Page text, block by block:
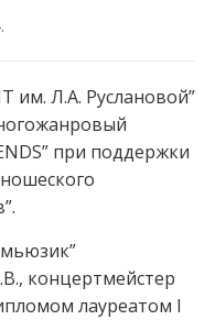
.
им. Л.А. Руслановой”
при поддержки
концертмейстер
лауреатом I